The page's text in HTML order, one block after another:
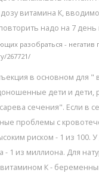
витамина К,
надо на 7 день
разобраться - негатив
267721/
в основном для "
дети и дети,
сечения". Если в
проблемы с
риском - 1 из 100.
- 1 из миллиона. Для
К -